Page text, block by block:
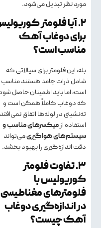
مورد نظر تبدیل می‌شود.
۲. آیا فلومتر کوریولیس
برای دوغاب آهک
مناسب است؟
بله، این فلومتر برای سیالاتی که
شامل ذرات جامد هستند مناسب
است، اما باید اطمینان حاصل شود
که دوغاب کاملاً همگن است و
ته‌نشینی در لوله‌ها اتفاق نمی‌افتد.
استفاده ازمیکسرهای مناسب و
سیستم‌های هواگیریمی‌تواند
دقت اندازه‌گیری را بهبود بخشد.
۳. تفاوت فلومتر
کوریولیس با
فلومترهای مغناطیسی
در اندازه‌گیری دوغاب
آهک چیست؟